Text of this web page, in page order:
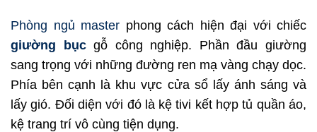
Phòng ngủ master phong cách hiện đại với chiếc
giường bụcgỗ công nghiệp. Phần đầu giường
sang trọng với những đường ren mạ vàng chạy dọc.
Phía bên cạnh là khu vực cửa sổ lấy ánh sáng và
lấy gió. Đối diện với đó là kệ tivi kết hợp tủ quần áo,
kệ trang trí vô cùng tiện dụng.